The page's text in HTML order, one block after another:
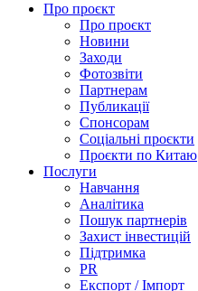
Про проєкт
Про проєкт
Новини
Заходи
Фотозвіти
Партнерам
Публикації
Спонсорам
Соціальні проєкти
Проєкти по Китаю
Послуги
Навчання
Аналітика
Пошук партнерів
Захист інвестицій
Підтримка
PR
Експорт / Імпорт